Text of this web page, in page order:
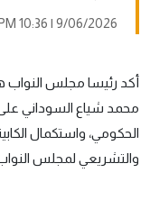
9/06/2026 | 10:36 PM
أكد رئيسا مجلس النواب
محمد شياع السوداني
الحكومي، واستكمال
والتشريعي لمجلس